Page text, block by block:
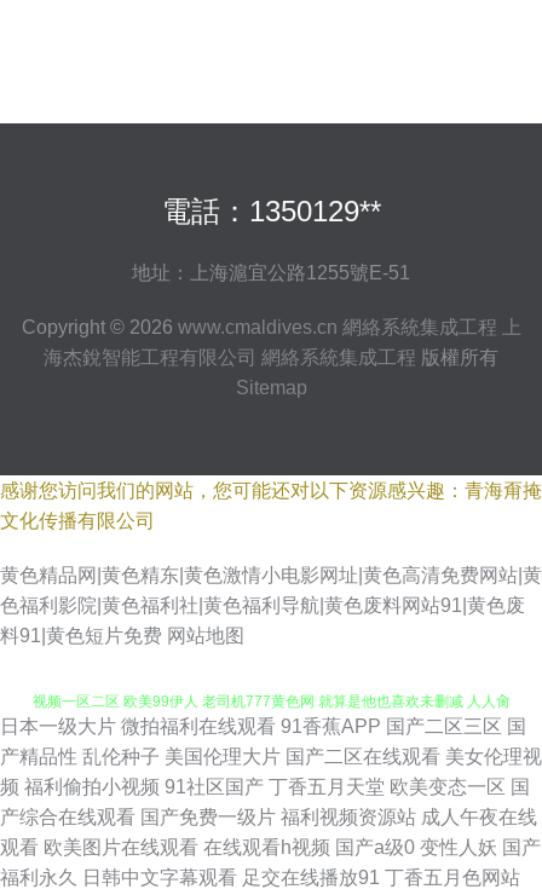
電話：1350129**
地址：上海滬宜公路1255號E-51
Copyright © 2026 www.cmaldives.cn 網絡系統集成工程
上
海杰銳智能工程有限公司 網絡系統集成工程 版權所有
Sitemap
感谢您访问我们的网站，您可能还对以下资源感兴趣：青海甭掩
文化传播有限公司
黄色精品网|黄色精东|黄色激情小电影网址|黄色高清免费网站|黄
色福利影院|黄色福利社|黄色福利导航|黄色废料网站91|黄色废
料91|黄色短片免费 网站地图
亚洲三级视频 xxx狠狠草 日本爽片 人人射人97 欧美亚精品第八集 欧美性爱
屁 人人影视电影大全 91白虎黑丝 91管方传谋免费线观看 91的美女视频 91
麻豆福利导航 91人人妻人人射 91人妻爽爽人人 91人妻人人操人人爽精品
91人人成人 91视频免费试看 91桃色黄下载 91视频在线处女 91福利视频蜜
日本一级大片 微拍福利在线观看 91香蕉APP 国产二区三区 国
产精品性 乱伦种子 美国伦理大片 国产二区在线观看 美女伦理视
频 福利偷拍小视频 91社区国产 丁香五月天堂 欧美变态一区 国
产综合在线观看 国产免费一级片 福利视频资源站 成人午夜在线
观看 欧美图片在线观看 在线观看h视频 国产a级0 变性人妖 国产
福利永久
日韩中文字幕观看 足交在线播放91 丁香五月色网站